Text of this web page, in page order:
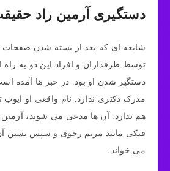
دستگیری آرمین راد
شایعه ای که بعد از بسته شدن صفحات
توسط طرفداران و افراد این دو به راه
دستگیر شدن او بود. در خبر ها آمده
مدرک دکتری ندارد. نام واقعی او ایوب
هم ندارد. آن ها مدعی می شوند، آرمین
فیکی مانند مریم رجوی و سپس بستن آن
می خواند.